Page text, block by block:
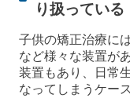
り扱っている
子供の矯正治療に
など様々な装置が
装置もあり、日常
なってしまうケー